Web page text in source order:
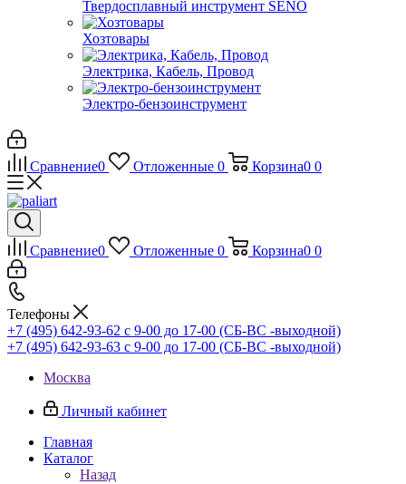
Твердосплавный инструмент SENO
Хозтовары
Электрика, Кабель, Провод
Электро-бензоинструмент
Сравнение0 Отложенные 0 Корзина0 0
Сравнение0 Отложенные 0 Корзина0 0
Телефоны
+7 (495) 642-93-62 c 9-00 до 17-00 (СБ-ВС -выходной)
+7 (495) 642-93-63 c 9-00 до 17-00 (СБ-ВС -выходной)
Москва
Личный кабинет
Главная
Каталог
Назад